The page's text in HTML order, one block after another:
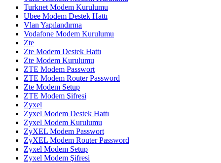
Turknet Modem Kurulumu
Ubee Modem Destek Hattı
Vlan Yapılandırma
Vodafone Modem Kurulumu
Zte
Zte Modem Destek Hattı
Zte Modem Kurulumu
ZTE Modem Passwort
ZTE Modem Router Password
Zte Modem Setup
ZTE Modem Şifresi
Zyxel
Zyxel Modem Destek Hattı
Zyxel Modem Kurulumu
ZyXEL Modem Passwort
ZyXEL Modem Router Password
Zyxel Modem Setup
Zyxel Modem Şifresi